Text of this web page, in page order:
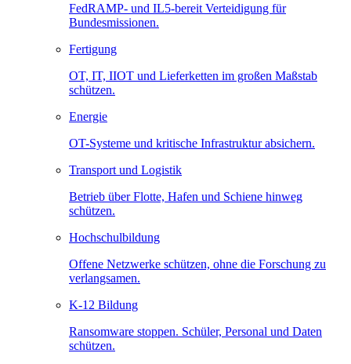
FedRAMP- und IL5-bereit Verteidigung für
Bundesmissionen.
Fertigung
OT, IT, IIOT und Lieferketten im großen Maßstab
schützen.
Energie
OT-Systeme und kritische Infrastruktur absichern.
Transport und Logistik
Betrieb über Flotte, Hafen und Schiene hinweg
schützen.
Hochschulbildung
Offene Netzwerke schützen, ohne die Forschung zu
verlangsamen.
K-12 Bildung
Ransomware stoppen. Schüler, Personal und Daten
schützen.